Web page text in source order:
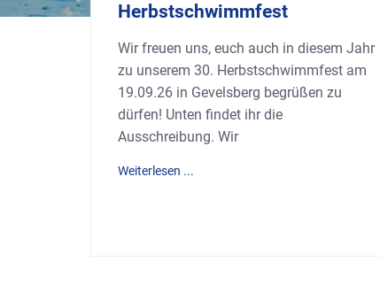
Herbstschwimmfest
Wir freuen uns, euch auch in diesem Jahr
zu unserem 30. Herbstschwimmfest am
19.09.26 in Gevelsberg begrüßen zu
dürfen! Unten findet ihr die
Ausschreibung. Wir
Weiterlesen ...